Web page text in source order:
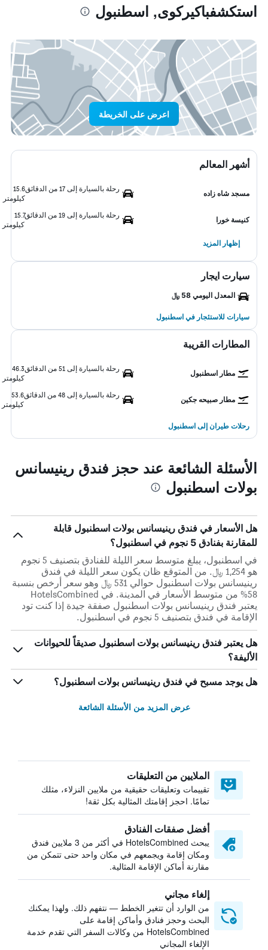
استكشفباكيركوى, اسطنبول
اعرض على الخريطة
أشهر المعالم
مسجد شاه زاده
رحلة بالسيارة إلى 17 من الدقائق
15.6
كيلومتر
كنيسة خورا
رحلة بالسيارة إلى 19 من الدقائق
15.7
كيلومتر
إظهار المزيد
سيارت ايجار
المعدل اليومي 58 ﷼
سيارات للاستئجار في اسطنبول
المطارات القريبة
مطار اسطنبول
رحلة بالسيارة إلى 51 من الدقائق
46.3
كيلومتر
مطار صبيحه جكين
رحلة بالسيارة إلى 48 من الدقائق
53.6
كيلومتر
رحلات طيران إلى اسطنبول
الأسئلة الشائعة عند حجز فندق رينيسانس
بولات اسطنبول
هل الأسعار في فندق رينيسانس بولات اسطنبول قابلة
للمقارنة بفنادق 5 نجوم في اسطنبول؟
في اسطنبول، يبلغ متوسط ​​سعر الليلة للفنادق بتصنيف 5 نجوم
هو 1,254 ﷼. من المتوقع ظان يكون سعر الليلة في فندق
رينيسانس بولات اسطنبول حوالي 531 ﷼ وهو سعر أرخص بنسبة
58% من متوسط الأسعار في المدينة. في HotelsCombined
يعتبر فندق رينيسانس بولات اسطنبول صفقة جيدة إذا كنت تود
الإقامة في فندق بتصنيف 5 نجوم في اسطنبول.
هل يعتبر فندق رينيسانس بولات اسطنبول صديقاً للحيوانات
الأليفة؟
هل يوجد مسبح في فندق رينيسانس بولات اسطنبول؟
عرض المزيد من الأسئلة الشائعة
الملايين من التعليقات
تقييمات وتعليقات حقيقية من ملايين النزلاء، مثلك
تمامًا. احجز إقامتك المثالية بكل ثقة!
أفضل صفقات الفنادق
يبحث HotelsCombined في أكثر من 3 ملايين فندق
ومكان إقامة ويجمعهم في مكان واحد حتى تتمكن من
مقارنة أماكن الإقامة المثالية.
إلغاء مجاني
من الوارد أن تتغير الخطط — نتفهم ذلك. ولهذا يمكنك
البحث وحجز فنادق وأماكن إقامة على
HotelsCombined من وكالات السفر التي تقدم خدمة
الإلغاء المجاني